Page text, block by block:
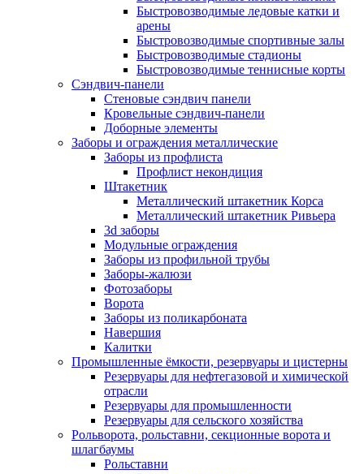
Быстровозводимые ледовые катки и
арены
Быстровозводимые спортивные залы
Быстровозводимые стадионы
Быстровозводимые теннисные корты
Сэндвич-панели
Стеновые сэндвич панели
Кровельные сэндвич-панели
Доборные элементы
Заборы и ограждения металлические
Заборы из профлиста
Профлист некондиция
Штакетник
Металлический штакетник Корса
Металлический штакетник Ривьера
3d заборы
Модульные ограждения
Заборы из профильной трубы
Заборы-жалюзи
Фотозаборы
Ворота
Заборы из поликарбоната
Навершия
Калитки
Промышленные ёмкости, резервуары и цистерны
Резервуары для нефтегазовой и химической
отрасли
Резервуары для промышленности
Резервуары для сельского хозяйства
Рольворота, рольставни, секционные ворота и
шлагбаумы
Рольставни